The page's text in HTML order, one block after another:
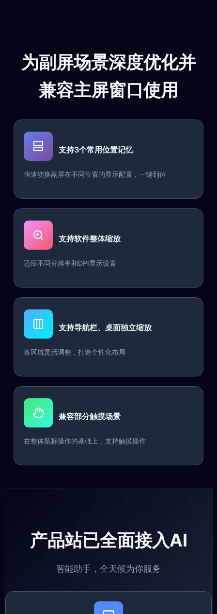
为副屏场景深度优化并
兼容主屏窗口使用
支持3个常用位置记忆
快速切换副屏在不同位置的显示配置，一键到位
支持软件整体缩放
适应不同分辨率和DPI显示设置
支持导航栏、桌面独立缩放
各区域灵活调整，打造个性化布局
兼容部分触摸场景
在整体鼠标操作的基础上，支持触摸操作
产品站已全面接入AI
智能助手，全天候为你服务